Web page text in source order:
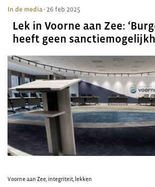
In de media- 26 feb 2025
Lek in Voorne aan Zee:
heeft geen
Voorne aan Zee, integriteit, lekken